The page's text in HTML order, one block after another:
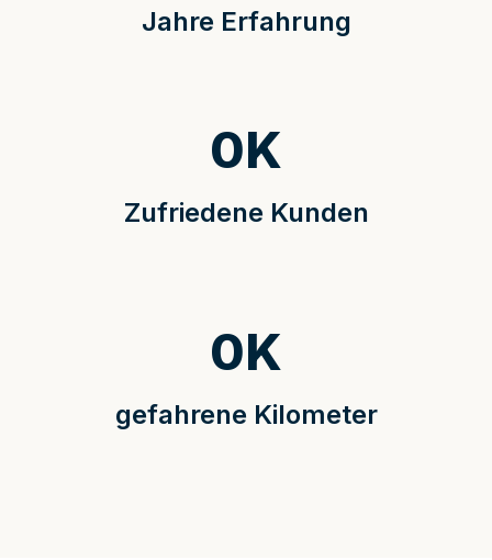
Jahre Erfahrung
Zufriedene Kunden
0K
gefahrene Kilometer
0K